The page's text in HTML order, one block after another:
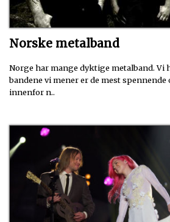
Norske metalband
Norge har mange dyktige metalband. Vi
bandene vi mener er de mest
innenfor n..